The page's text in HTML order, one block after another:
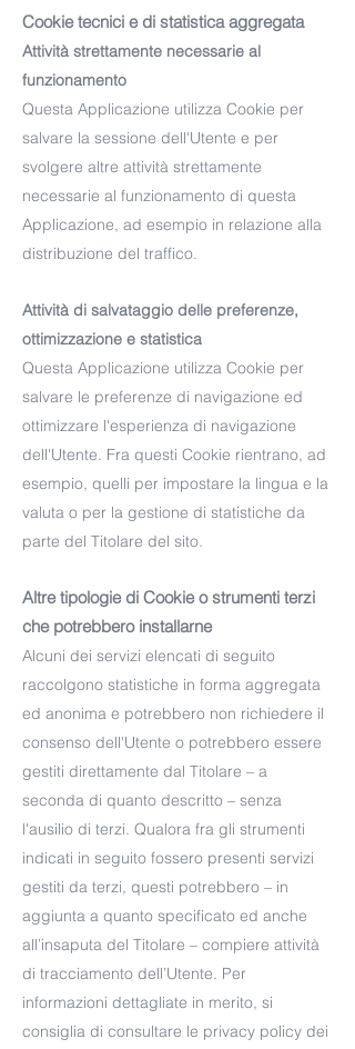
Cookie tecnici e di statistica aggregata
Attività strettamente necessarie al
funzionamento
Questa Applicazione utilizza Cookie per
salvare la sessione dell'Utente e per
svolgere altre attività strettamente
necessarie al funzionamento di questa
Applicazione, ad esempio in relazione alla
distribuzione del traffico.
Attività di salvataggio delle preferenze,
ottimizzazione e statistica
Questa Applicazione utilizza Cookie per
salvare le preferenze di navigazione ed
ottimizzare l'esperienza di navigazione
dell'Utente. Fra questi Cookie rientrano, ad
esempio, quelli per impostare la lingua e la
valuta o per la gestione di statistiche da
parte del Titolare del sito.
Altre tipologie di Cookie o strumenti terzi
che potrebbero installarne
Alcuni dei servizi elencati di seguito
raccolgono statistiche in forma aggregata
ed anonima e potrebbero non richiedere il
consenso dell'Utente o potrebbero essere
gestiti direttamente dal Titolare – a
seconda di quanto descritto – senza
l'ausilio di terzi. Qualora fra gli strumenti
indicati in seguito fossero presenti servizi
gestiti da terzi, questi potrebbero – in
aggiunta a quanto specificato ed anche
all’insaputa del Titolare – compiere attività
di tracciamento dell’Utente. Per
informazioni dettagliate in merito, si
consiglia di consultare le privacy policy dei